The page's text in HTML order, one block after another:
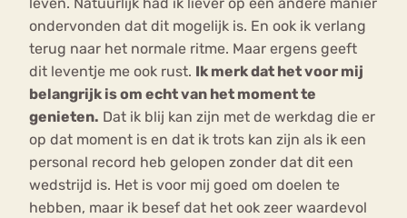
leven. Natuurlijk had ik liever op een andere manier
ondervonden dat dit mogelijk is. En ook ik verlang
terug naar het normale ritme. Maar ergens geeft
dit leventje me ook rust. Ik merk dat het voor mij
belangrijk is om echt van het moment te
genieten. Dat ik blij kan zijn met de werkdag die er
op dat moment is en dat ik trots kan zijn als ik een
personal record heb gelopen zonder dat dit een
wedstrijd is. Het is voor mij goed om doelen te
hebben, maar ik besef dat het ook zeer waardevol